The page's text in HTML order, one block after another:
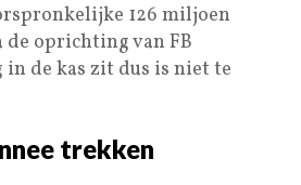
126 miljoen
de oprichting van FB
in de kas zit dus is niet te
trekken